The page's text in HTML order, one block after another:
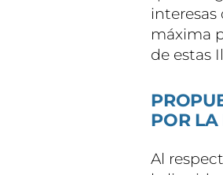
interesas
máxima
de estas
POR
Al